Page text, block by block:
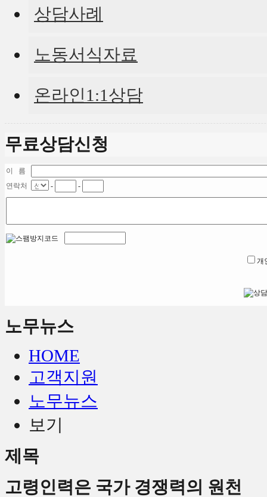
상담사례
노동서식자료
온라인1:1상담
무료상담신청
이 름
연락처
- -
개
노무뉴스
HOME
고객지원
노무뉴스
보기
제목
고령인력은 국가 경쟁력의 원천